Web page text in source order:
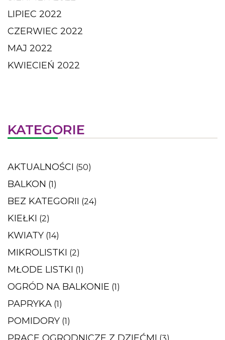
LIPIEC 2022
CZERWIEC 2022
MAJ 2022
KWIECIEŃ 2022
KATEGORIE
AKTUALNOŚCI (50)
BALKON (1)
BEZ KATEGORII (24)
KIEŁKI (2)
KWIATY (14)
MIKROLISTKI (2)
MŁODE LISTKI (1)
OGRÓD NA BALKONIE (1)
PAPRYKA (1)
POMIDORY (1)